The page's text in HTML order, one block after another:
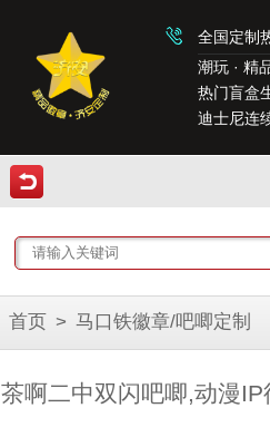
全国定制
潮玩 · 精
热门盲盒
迪士尼连
首页 > 马口铁徽章/吧唧定制
茶啊二中双闪吧唧,动漫